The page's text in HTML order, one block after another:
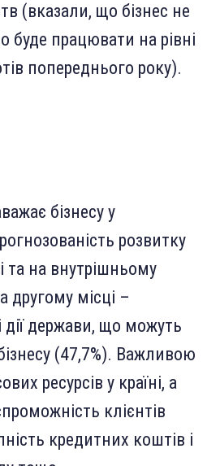
(вказали, що бізнес не
буде працювати на рівні
попереднього року).
бізнесу у
розвитку
та на внутрішньому
другому місці –
дії держави, що можуть
(47,7%). Важливою
ресурсів у країні, а
клієнтів
кредитних коштів і